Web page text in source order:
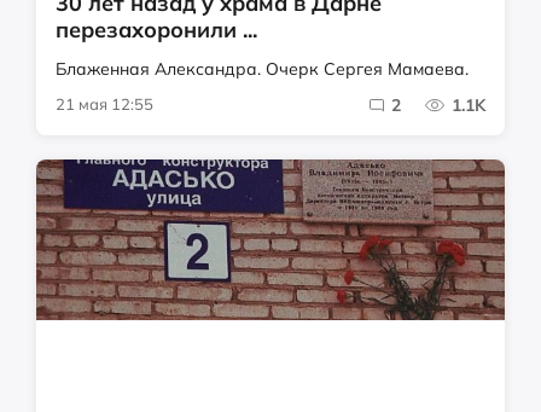
перезахоронили ...
Блаженная Александра. Очерк Сергея Мамаева.
21 мая 12:55 2 1.1K